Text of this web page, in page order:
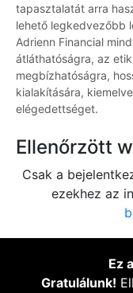
tapasztalatát arra
lehető legkedvezőbb
Adrienn Financial
átláthatóságra, az
megbízhatóságra,
kialakítására,
elégedettséget.
Ellenőrzött
Csak a
ezekhez az
Ez
Gratulálunk!